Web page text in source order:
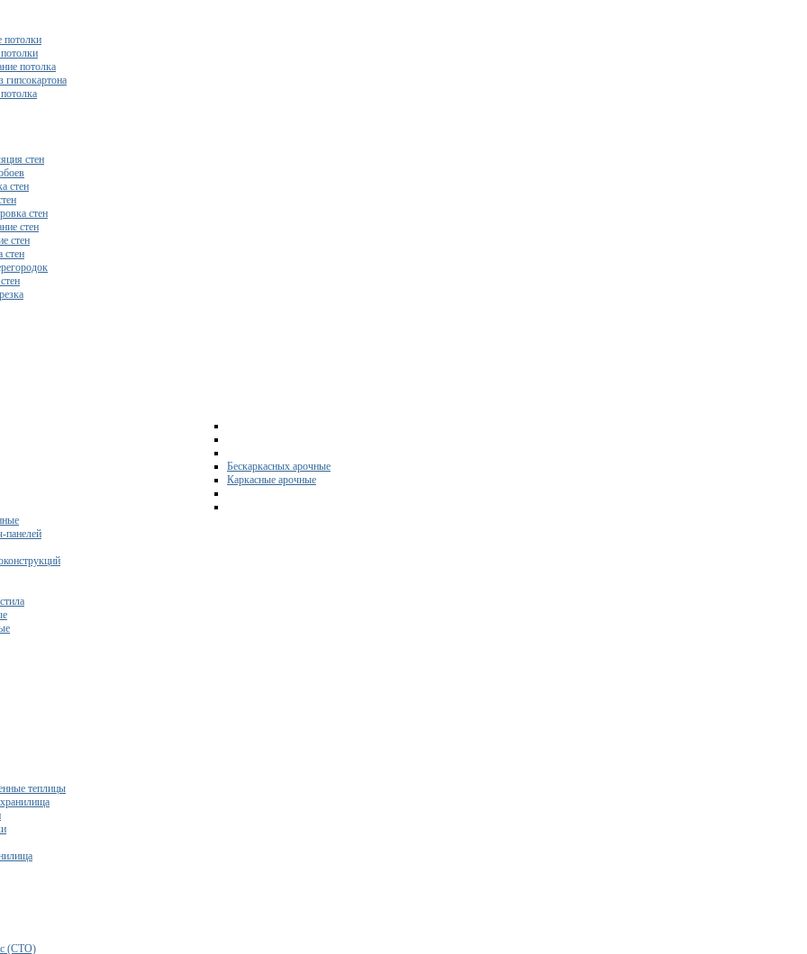
потолки
потолка
гипсокартона
стен
стен
стен
стен
стен
стен
Бескаркасных арочные
Каркасные арочные
панелей
теплицы
(СТО)
расчет сметы исходя из вашего бюджета!